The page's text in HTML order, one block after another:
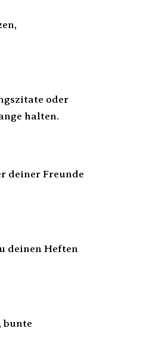
oder
halten.
deiner Freunde
deinen Heften
bunte